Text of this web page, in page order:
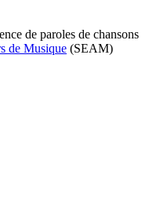
de paroles de chansons
de Musique (SEAM)